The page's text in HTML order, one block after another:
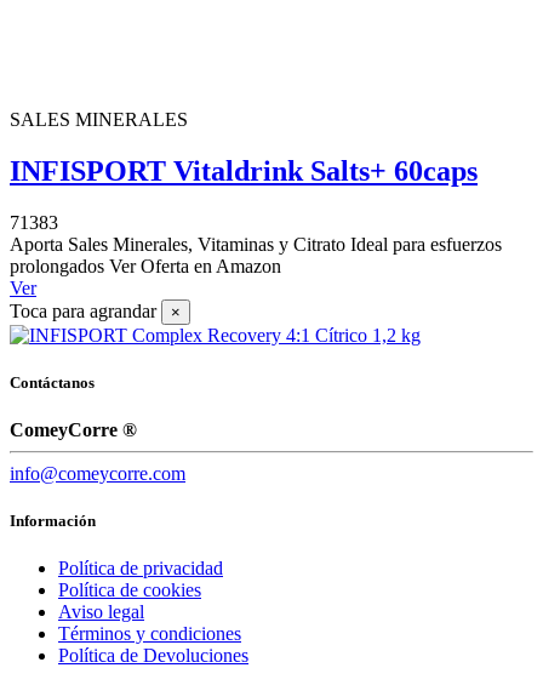
SALES MINERALES
INFISPORT Vitaldrink Salts+ 60caps
71383
Aporta Sales Minerales, Vitaminas y Citrato Ideal para esfuerzos
prolongados Ver Oferta en Amazon
Ver
Toca para agrandar
×
Contáctanos
ComeyCorre ®
info@comeycorre.com
Información
Política de privacidad
Política de cookies
Aviso legal
Términos y condiciones
Política de Devoluciones